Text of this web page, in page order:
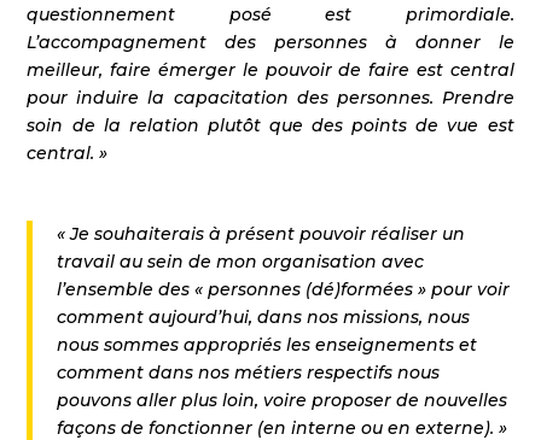
questionnement posé est primordiale.
L’accompagnement des personnes à donner le
meilleur, faire émerger le pouvoir de faire est central
pour induire la capacitation des personnes. Prendre
soin de la relation plutôt que des points de vue est
central. »
« Je souhaiterais à présent pouvoir réaliser un
travail au sein de mon organisation avec
l’ensemble des « personnes (dé)formées » pour voir
comment aujourd’hui, dans nos missions, nous
nous sommes appropriés les enseignements et
comment dans nos métiers respectifs nous
pouvons aller plus loin, voire proposer de nouvelles
façons de fonctionner (en interne ou en externe). »